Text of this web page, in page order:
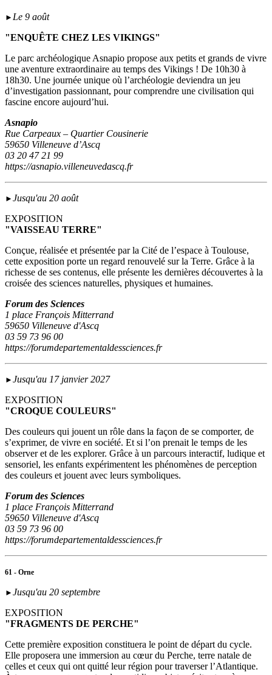
► Le 9 août
"ENQUÊTE CHEZ LES VIKINGS"
Le parc archéologique Asnapio propose aux petits et grands de vivre
une aventure extraordinaire au temps des Vikings ! De 10h30 à
18h30. Une journée unique où l’archéologie deviendra un jeu
d’investigation passionnant, pour comprendre une civilisation qui
fascine encore aujourd’hui.
Asnapio
Rue Carpeaux – Quartier Cousinerie
59650 Villeneuve d’Ascq
03 20 47 21 99
https://asnapio.villeneuvedascq.fr
► Jusqu'au 20 août
EXPOSITION
"VAISSEAU TERRE"
Conçue, réalisée et présentée par la Cité de l’espace à Toulouse,
cette exposition porte un regard renouvelé sur la Terre. Grâce à la
richesse de ses contenus, elle présente les dernières découvertes à la
croisée des sciences naturelles, physiques et humaines.
Forum des Sciences
1 place François Mitterrand
59650 Villeneuve d'Ascq
03 59 73 96 00
https://forumdepartementaldessciences.fr
► Jusqu'au 17 janvier 2027
EXPOSITION
"CROQUE COULEURS"
Des couleurs qui jouent un rôle dans la façon de se comporter, de
s’exprimer, de vivre en société. Et si l’on prenait le temps de les
observer et de les explorer. Grâce à un parcours interactif, ludique et
sensoriel, les enfants expérimentent les phénomènes de perception
des couleurs et jouent avec leurs symboliques.
Forum des Sciences
1 place François Mitterrand
59650 Villeneuve d'Ascq
03 59 73 96 00
https://forumdepartementaldessciences.fr
61 - Orne
► Jusqu'au 20 septembre
EXPOSITION
"FRAGMENTS DE PERCHE"
Cette première exposition constituera le point de départ du cycle.
Elle proposera une immersion au cœur du Perche, terre natale de
celles et ceux qui ont quitté leur région pour traverser l’Atlantique.